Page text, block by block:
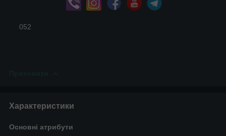
052
Характеристики
Основні атрибути